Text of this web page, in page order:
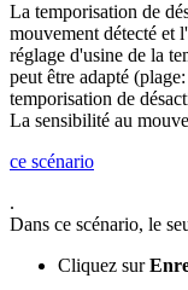
La temporisation de
mouvement détecté et
réglage d'usine de la
peut être adapté
temporisation de
La sensibilité au
ce scénario
.
Dans ce scénario, le
Cliquez sur